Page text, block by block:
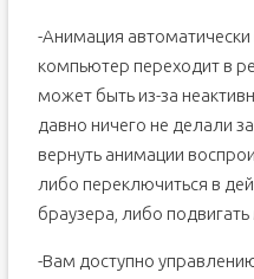
-Анимация автоматически
компьютер переходит в
может быть из-за
давно ничего не делали
вернуть анимации
либо переключиться в
браузера, либо
-Вам доступно